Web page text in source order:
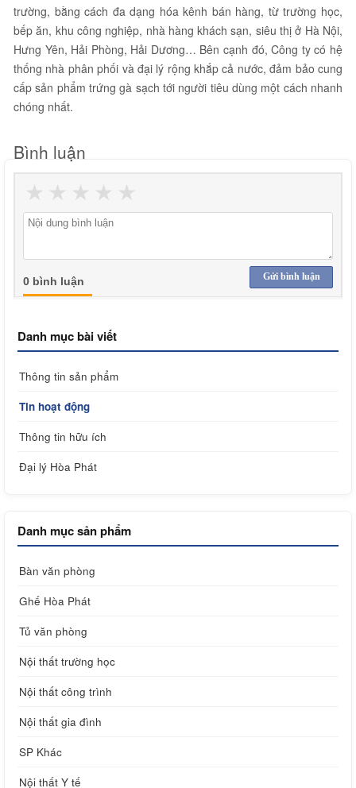
trường, bằng cách đa dạng hóa kênh bán hàng, từ trường học,
bếp ăn, khu công nghiệp, nhà hàng khách sạn, siêu thị ở Hà Nội,
Hưng Yên, Hải Phòng, Hải Dương… Bên cạnh đó, Công ty có hệ
thống nhà phân phối và đại lý rộng khắp cả nước, đảm bảo cung
cấp sản phẩm trứng gà sạch tới người tiêu dùng một cách nhanh
chóng nhất.
Bình luận
★
★
★
★
★
Gửi bình luận
0 bình luận
Danh mục bài viết
Thông tin sản phẩm
Tin hoạt động
Thông tin hữu ích
Đại lý Hòa Phát
Danh mục sản phẩm
Bàn văn phòng
Ghế Hòa Phát
Tủ văn phòng
Nội thất trường học
Nội thất công trình
Nội thất gia đình
SP Khác
Nội thất Y tế